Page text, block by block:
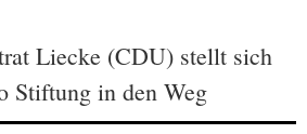
Liecke (CDU) stellt sich
Stiftung in den Weg